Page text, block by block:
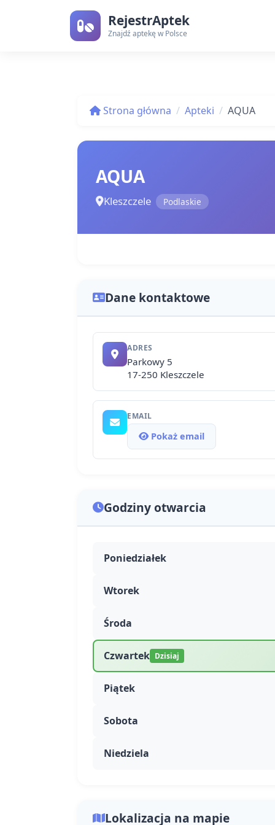
RejestrAptek
Znajdź aptekę w Polsce
Strona główna Apteki AQUA
AQUA
Kleszczele Podlaskie
Dane kontaktowe
ADRES
Parkowy 5
17-250 Kleszczele
EMAIL
Pokaż email
Godziny otwarcia
Poniedziałek
Wtorek
Środa
Czwartek Dzisiaj
Piątek
Sobota
Niedziela
Lokalizacja na mapie